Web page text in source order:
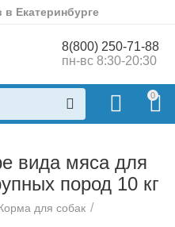
в Екатеринбурге
8(800) 250-71-88
пн-вс 8:30-20:30
0
вида мяса для
пород 10 кг
для собак /